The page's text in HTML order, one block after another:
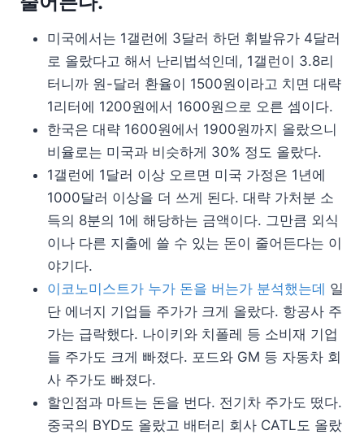
미국에서는 1갤런에 3달러 하던 휘발유가 4달러
로 올랐다고 해서 난리법석인데, 1갤런이 3.8리
터니까 원-달러 환율이 1500원이라고 치면 대략
1리터에 1200원에서 1600원으로 오른 셈이다.
한국은 대략 1600원에서 1900원까지 올랐으니
비율로는 미국과 비슷하게 30% 정도 올랐다.
1갤런에 1달러 이상 오르면 미국 가정은 1년에
1000달러 이상을 더 쓰게 된다. 대략 가처분 소
득의 8분의 1에 해당하는 금액이다. 그만큼 외식
이나 다른 지출에 쓸 수 있는 돈이 줄어든다는 이
야기다.
이코노미스트가 누가 돈을 버는가 분석했는데 일
단 에너지 기업들 주가가 크게 올랐다. 항공사 주
가는 급락했다. 나이키와 치폴레 등 소비재 기업
들 주가도 크게 빠졌다. 포드와 GM 등 자동차 회
사 주가도 빠졌다.
할인점과 마트는 돈을 번다. 전기차 주가도 떴다.
중국의 BYD도 올랐고 배터리 회사 CATL도 올랐